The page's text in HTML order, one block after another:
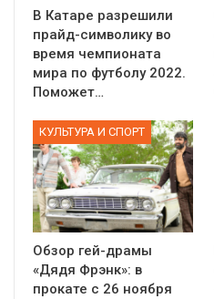
В Катаре разрешили
прайд-символику во
время чемпионата
мира по футболу 2022.
Поможет…
КУЛЬТУРА И СПОРТ
Обзор гей-драмы
«Дядя Фрэнк»: в
прокате с 26 ноября